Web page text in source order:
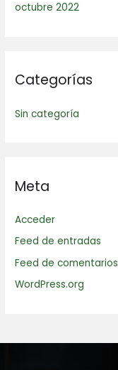
octubre 2022
Categorías
Sin categoría
Meta
Acceder
Feed de entradas
Feed de comentarios
WordPress.org